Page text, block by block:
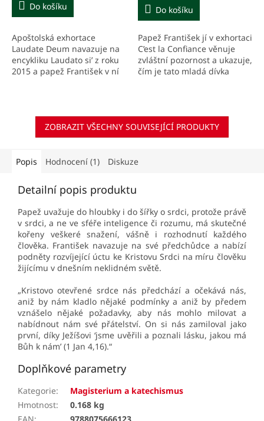
5,0
z
hvězdiček.
Do košíku
Apoštolská exhortace
Laudate Deum navazuje na
encykliku Laudato si’ z roku
2015 a papež František v ní
Do košíku
Papež František jí v exhortaci
C’est la Confiance věnuje
zvláštní pozornost a ukazuje,
čím je tato mladá dívka
ZOBRAZIT VŠECHNY SOUVISEJÍCÍ PRODUKTY
Popis Hodnocení (1) Diskuze
Detailní popis produktu
Papež uvažuje do hloubky i do šířky o srdci, protože právě
v srdci, a ne ve sféře inteligence či rozumu, má skutečné
kořeny veškeré snažení, vášně i rozhodnutí každého
člověka. František navazuje na své předchůdce a nabízí
podněty rozvíjející úctu ke Kristovu Srdci na míru člověku
žijícímu v dnešním neklidném světě.
„Kristovo otevřené srdce nás předchází a očekává nás,
aniž by nám kladlo nějaké podmínky a aniž by předem
vznášelo nějaké požadavky, aby nás mohlo milovat a
nabídnout nám své přátelství. On si nás zamiloval jako
první, díky Ježíšovi ‘jsme uvěřili a poznali lásku, jakou má
Bůh k nám’ (1 Jan 4,16).“
Doplňkové parametry
Kategorie:
Magisterium a katechismus
Hmotnost:
0.168 kg